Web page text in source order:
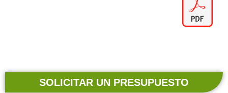
SOLICITAR UN PRESUPUESTO